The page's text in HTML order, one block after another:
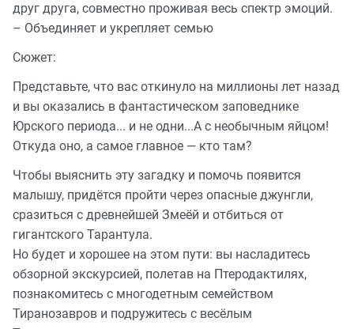
друг друга, совместно проживая весь спектр эмоций.
– Объединяет и укрепляет семью
Сюжет:
Представьте, что вас откинуло на миллионы лет назад
и вы оказались в фантастическом заповеднике
Юрского периода... и не одни...А с необычным яйцом!
Откуда оно, а самое главное — кто там?
Чтобы выяснить эту загадку и помочь появится
малышу, придётся пройти через опасные джунгли,
сразиться с древнейшей Змеёй и отбиться от
гигантского Тарантула.
Но будет и хорошее на этом пути: вы насладитесь
обзорной экскурсией, полетав на Птеродактилях,
познакомитесь с многодетным семейством
Тиранозавров и подружитесь с весёлым